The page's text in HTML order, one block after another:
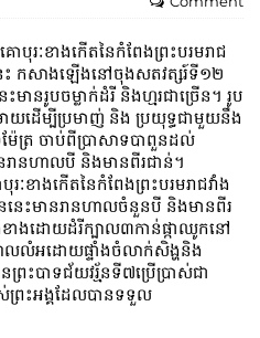
បុរៈខាងកើតនៃកំពែងព្រះបរមរាជ
េះ កសាងឡើងនៅចុងសតវត្សរ៍ទី១២
ានរូបចម្លាក់ដំរី និងហ្មរជាច្រើន។ រូប
យដើម្បីប្រមាញ់ និង ប្រយុទ្ធជាមួយនឹង
ម៉ែត្រ ចាប់ពីប្រាសាទបាពួនដល់
ានហាលបី និងមានពីរជាន់។
ៈខាងកើតនៃកំពែងព្រះបរមរាជវាំង
េះមានរានហាលចំនួនបី និងមានពីរ
ាងដោយដំរីក្បាល៣កាន់ផ្កាឈូកនៅ
ល​លំអដោយផ្ទាំងចំលាក់សិង្ហនិង
រះបាទជ័យវរ្ម័នទី៧​ប្រើប្រាស់ជា
ព្រះអង្គ​ដែលបានទទួល